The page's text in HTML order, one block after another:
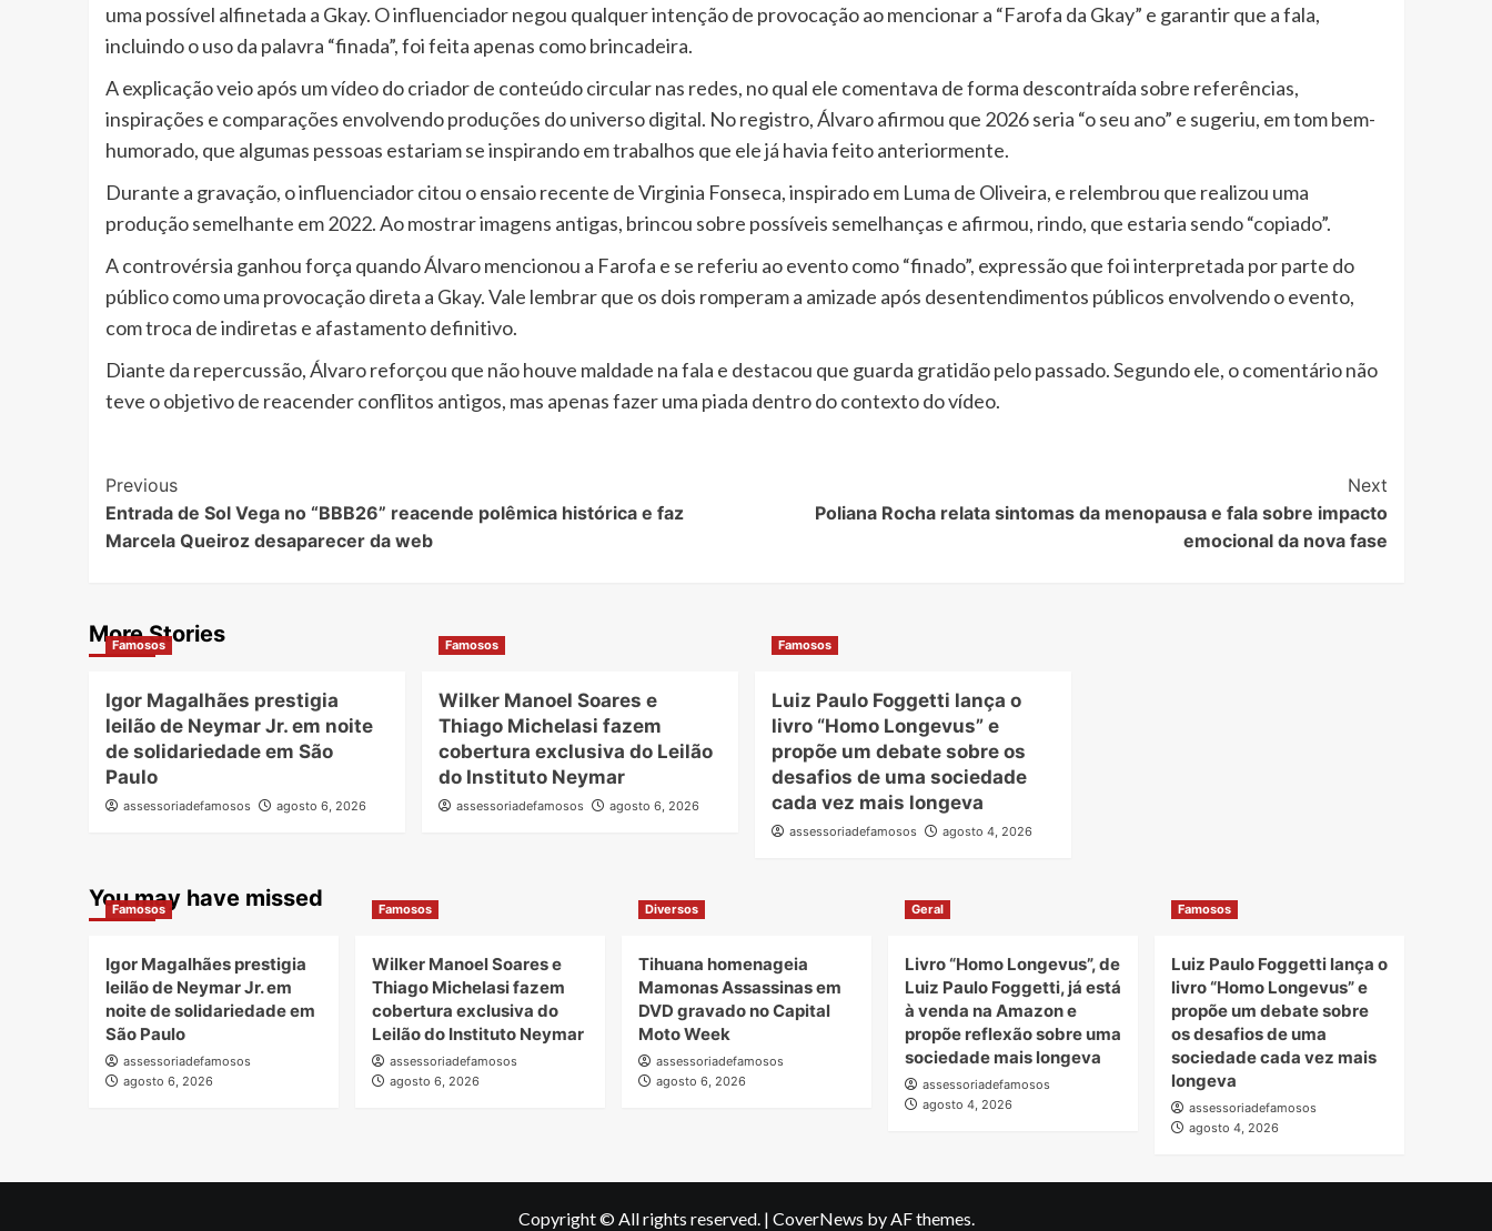
uma possível alfinetada a Gkay. O influenciador negou qualquer intenção de provocação ao mencionar a “Farofa da Gkay” e garantir que a fala,
incluindo o uso da palavra “finada”, foi feita apenas como brincadeira.
A explicação veio após um vídeo do criador de conteúdo circular nas redes, no qual ele comentava de forma descontraída sobre referências,
inspirações e comparações envolvendo produções do universo digital. No registro, Álvaro afirmou que 2026 seria “o seu ano” e sugeriu, em tom bem-
humorado, que algumas pessoas estariam se inspirando em trabalhos que ele já havia feito anteriormente.
Durante a gravação, o influenciador citou o ensaio recente de Virginia Fonseca, inspirado em Luma de Oliveira, e relembrou que realizou uma
produção semelhante em 2022. Ao mostrar imagens antigas, brincou sobre possíveis semelhanças e afirmou, rindo, que estaria sendo “copiado”.
A controvérsia ganhou força quando Álvaro mencionou a Farofa e se referiu ao evento como “finado”, expressão que foi interpretada por parte do
público como uma provocação direta a Gkay. Vale lembrar que os dois romperam a amizade após desentendimentos públicos envolvendo o evento,
com troca de indiretas e afastamento definitivo.
Diante da repercussão, Álvaro reforçou que não houve maldade na fala e destacou que guarda gratidão pelo passado. Segundo ele, o comentário não
teve o objetivo de reacender conflitos antigos, mas apenas fazer uma piada dentro do contexto do vídeo.
Post
Navigation
Previous
Entrada de Sol Vega no “BBB26” reacende polêmica histórica e faz
Marcela Queiroz desaparecer da web
Next
Poliana Rocha relata sintomas da menopausa e fala sobre impacto
emocional da nova fase
More Stories
Famosos
Igor Magalhães prestigia
leilão de Neymar Jr. em noite
de solidariedade em São
Paulo
assessoriadefamosos agosto 6, 2026
Famosos
Wilker Manoel Soares e
Thiago Michelasi fazem
cobertura exclusiva do Leilão
do Instituto Neymar
assessoriadefamosos agosto 6, 2026
Famosos
Luiz Paulo Foggetti lança o
livro “Homo Longevus” e
propõe um debate sobre os
desafios de uma sociedade
cada vez mais longeva
assessoriadefamosos agosto 4, 2026
You may have missed
Famosos
Igor Magalhães prestigia
leilão de Neymar Jr. em
noite de solidariedade em
São Paulo
assessoriadefamosos
agosto 6, 2026
Famosos
Wilker Manoel Soares e
Thiago Michelasi fazem
cobertura exclusiva do
Leilão do Instituto Neymar
assessoriadefamosos
agosto 6, 2026
Diversos
Tihuana homenageia
Mamonas Assassinas em
DVD gravado no Capital
Moto Week
assessoriadefamosos
agosto 6, 2026
Geral
Livro “Homo Longevus”, de
Luiz Paulo Foggetti, já está
à venda na Amazon e
propõe reflexão sobre uma
sociedade mais longeva
assessoriadefamosos
agosto 4, 2026
Famosos
Luiz Paulo Foggetti lança o
livro “Homo Longevus” e
propõe um debate sobre
os desafios de uma
sociedade cada vez mais
longeva
assessoriadefamosos
agosto 4, 2026
Copyright © All rights reserved. | CoverNews by AF themes.